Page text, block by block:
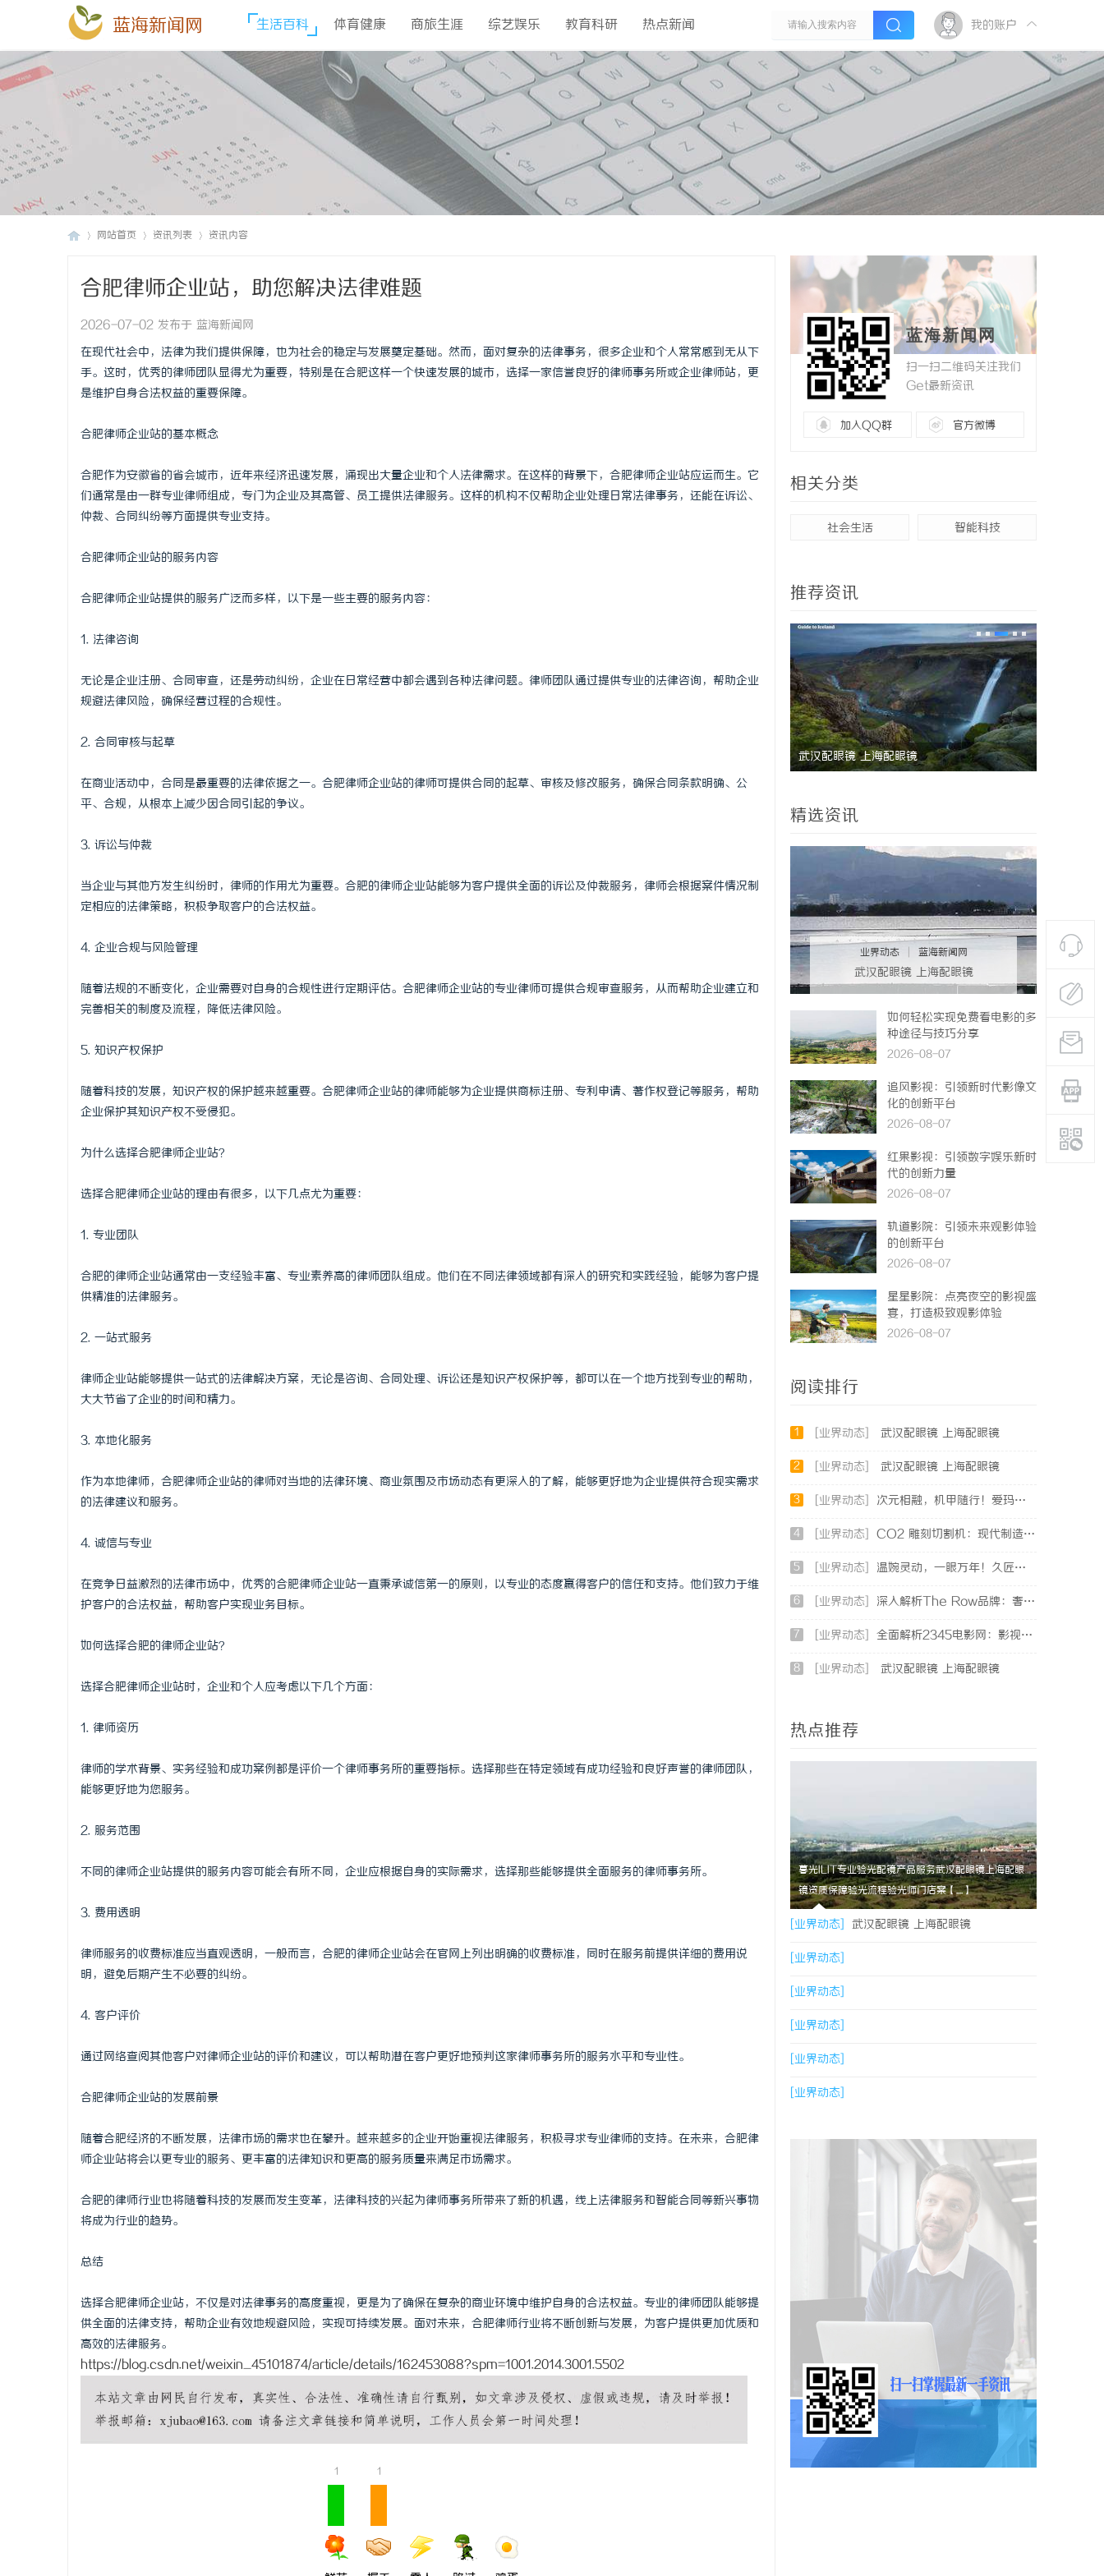
蓝海新闻网 生活百科 体育健康 商旅生涯 综艺娱乐 教育科研 热点新闻 我的账户
网站首页 资讯列表 资讯内容
合肥律师企业站，助您解决法律难题
2026-07-02 发布于 蓝海新闻网
在现代社会中，法律为我们提供保障，也为社会的稳定与发展奠定基础。然而，面对复杂的法律事务，很多企业和个人常常感到无从下
手。这时，优秀的律师团队显得尤为重要，特别是在合肥这样一个快速发展的城市，选择一家信誉良好的律师事务所或企业律师站，更
是维护自身合法权益的重要保障。
合肥律师企业站的基本概念
合肥作为安徽省的省会城市，近年来经济迅速发展，涌现出大量企业和个人法律需求。在这样的背景下，合肥律师企业站应运而生。它
们通常是由一群专业律师组成，专门为企业及其高管、员工提供法律服务。这样的机构不仅帮助企业处理日常法律事务，还能在诉讼、
仲裁、合同纠纷等方面提供专业支持。
合肥律师企业站的服务内容
合肥律师企业站提供的服务广泛而多样，以下是一些主要的服务内容：
1. 法律咨询
无论是企业注册、合同审查，还是劳动纠纷，企业在日常经营中都会遇到各种法律问题。律师团队通过提供专业的法律咨询，帮助企业
规避法律风险，确保经营过程的合规性。
2. 合同审核与起草
在商业活动中，合同是最重要的法律依据之一。合肥律师企业站的律师可提供合同的起草、审核及修改服务，确保合同条款明确、公
平、合规，从根本上减少因合同引起的争议。
3. 诉讼与仲裁
当企业与其他方发生纠纷时，律师的作用尤为重要。合肥的律师企业站能够为客户提供全面的诉讼及仲裁服务，律师会根据案件情况制
定相应的法律策略，积极争取客户的合法权益。
4. 企业合规与风险管理
随着法规的不断变化，企业需要对自身的合规性进行定期评估。合肥律师企业站的专业律师可提供合规审查服务，从而帮助企业建立和
完善相关的制度及流程，降低法律风险。
5. 知识产权保护
随着科技的发展，知识产权的保护越来越重要。合肥律师企业站的律师能够为企业提供商标注册、专利申请、著作权登记等服务，帮助
企业保护其知识产权不受侵犯。
为什么选择合肥律师企业站？
选择合肥律师企业站的理由有很多，以下几点尤为重要：
1. 专业团队
合肥的律师企业站通常由一支经验丰富、专业素养高的律师团队组成。他们在不同法律领域都有深入的研究和实践经验，能够为客户提
供精准的法律服务。
2. 一站式服务
律师企业站能够提供一站式的法律解决方案，无论是咨询、合同处理、诉讼还是知识产权保护等，都可以在一个地方找到专业的帮助，
大大节省了企业的时间和精力。
3. 本地化服务
作为本地律师，合肥律师企业站的律师对当地的法律环境、商业氛围及市场动态有更深入的了解，能够更好地为企业提供符合现实需求
的法律建议和服务。
4. 诚信与专业
在竞争日益激烈的法律市场中，优秀的合肥律师企业站一直秉承诚信第一的原则，以专业的态度赢得客户的信任和支持。他们致力于维
护客户的合法权益，帮助客户实现业务目标。
如何选择合肥的律师企业站？
选择合肥律师企业站时，企业和个人应考虑以下几个方面：
1. 律师资历
律师的学术背景、实务经验和成功案例都是评价一个律师事务所的重要指标。选择那些在特定领域有成功经验和良好声誉的律师团队，
能够更好地为您服务。
2. 服务范围
不同的律师企业站提供的服务内容可能会有所不同，企业应根据自身的实际需求，选择那些能够提供全面服务的律师事务所。
3. 费用透明
律师服务的收费标准应当直观透明，一般而言，合肥的律师企业站会在官网上列出明确的收费标准，同时在服务前提供详细的费用说
明，避免后期产生不必要的纠纷。
4. 客户评价
通过网络查阅其他客户对律师企业站的评价和建议，可以帮助潜在客户更好地预判这家律师事务所的服务水平和专业性。
合肥律师企业站的发展前景
随着合肥经济的不断发展，法律市场的需求也在攀升。越来越多的企业开始重视法律服务，积极寻求专业律师的支持。在未来，合肥律
师企业站将会以更专业的服务、更丰富的法律知识和更高的服务质量来满足市场需求。
合肥的律师行业也将随着科技的发展而发生变革，法律科技的兴起为律师事务所带来了新的机遇，线上法律服务和智能合同等新兴事物
将成为行业的趋势。
总结
选择合肥律师企业站，不仅是对法律事务的高度重视，更是为了确保在复杂的商业环境中维护自身的合法权益。专业的律师团队能够提
供全面的法律支持，帮助企业有效地规避风险，实现可持续发展。面对未来，合肥律师行业将不断创新与发展，为客户提供更加优质和
高效的法律服务。
https://blog.csdn.net/weixin_45101874/article/details/162453088?spm=1001.2014.3001.5502
1 1
蓝海新闻网
扫一扫二维码关注我们
Get最新资讯
加入QQ群 官方微博
相关分类
社会生活 智能科技
推荐资讯
武汉配眼镜 上海配眼镜 深度解析新明珠岩板
精选资讯
业界动态 蓝海新闻网
武汉配眼镜 上海配眼镜
如何轻松实现免费看电影的多
种途径与技巧分享
2026-08-07
追风影视：引领新时代影像文
化的创新平台
2026-08-07
红果影视：引领数字娱乐新时
代的创新力量
2026-08-07
轨道影院：引领未来观影体验
的创新平台
2026-08-07
星星影院：点亮夜空的影视盛
宴，打造极致观影体验
2026-08-07
阅读排行
1 [业界动态] 武汉配眼镜 上海配眼镜
2 [业界动态] 武汉配眼镜 上海配眼镜
3 [业界动态] 次元相融，机甲随行！爱玛黑翼S360电竞版焕新登场
4 [业界动态] CO2 雕刻切割机：现代制造业的变革者
5 [业界动态] 温婉灵动，一眼万年！久匠量身定制的眉眼唇，才是你整张脸的点睛之笔！淡颜系女生的气质加分项
6 [业界动态] 深入解析The Row品牌：奢华时尚的典范与设计哲学
7 [业界动态] 全面解析2345电影网：影视资源的海量宝库与观影新体验
8 [业界动态] 武汉配眼镜 上海配眼镜
热点推荐
暮光ILIT专业验光配镜产品服务武汉配眼镜上海配眼
镜资质保障验光流程验光师门店案【....】
[业界动态] 武汉配眼镜 上海配眼镜
[业界动态]
[业界动态]
[业界动态]
[业界动态]
[业界动态]